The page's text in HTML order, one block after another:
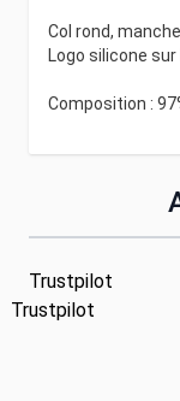
Col rond,
Logo silicone
Composition :
Trustpilot
Trustpilot